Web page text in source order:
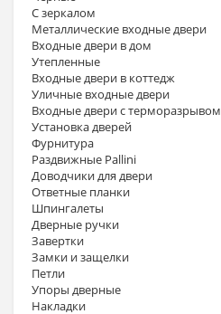
С зеркалом
Металлические входные двери
Входные двери в дом
Утепленные
Входные двери в коттедж
Уличные входные двери
Входные двери с терморазрывом
Установка дверей
Фурнитура
Раздвижные Pallini
Доводчики для двери
Ответные планки
Шпингалеты
Дверные ручки
Завертки
Замки и защелки
Петли
Упоры дверные
Накладки